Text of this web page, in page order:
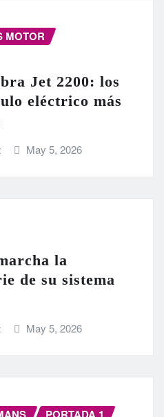
MOTOR
Jet 2200: los
eléctrico más
May 5, 2026
la
de su sistema
May 5, 2026